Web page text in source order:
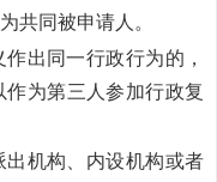
共同被申请人。
出同一行政行为的，
为第三人参加行政复
机构、内设机构或者